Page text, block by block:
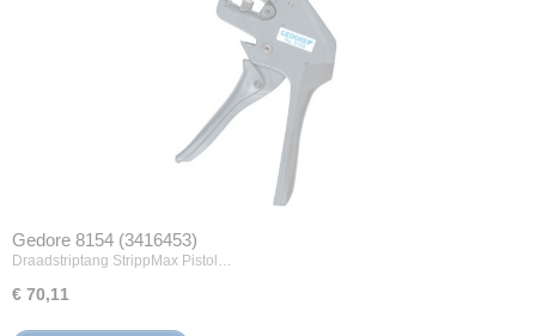
Gedore 8154 (3416453)
Draadstriptang StrippMax Pistol…
€ 70,11